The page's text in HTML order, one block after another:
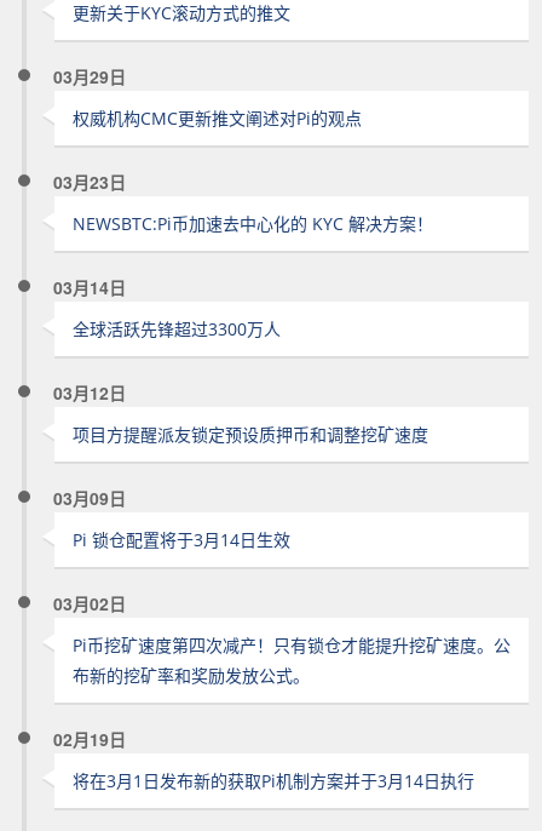
更新关于KYC滚动方式的推文
03月29日
权威机构CMC更新推文阐述对Pi的观点
03月23日
NEWSBTC:Pi币加速去中心化的 KYC 解决方案！
03月14日
全球活跃先锋超过3300万人
03月12日
项目方提醒派友锁定预设质押币和调整挖矿速度
03月09日
Pi 锁仓配置将于3月14日生效
03月02日
Pi币挖矿速度第四次减产！只有锁仓才能提升挖矿速度。公
布新的挖矿率和奖励发放公式。
02月19日
将在3月1日发布新的获取Pi机制方案并于3月14日执行